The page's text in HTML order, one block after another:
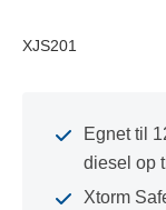
XJS201
Egnet til
diesel op
Xtorm